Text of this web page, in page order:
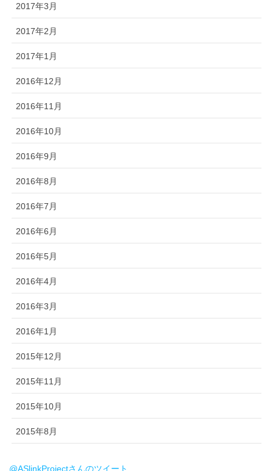
2017年3月
2017年2月
2017年1月
2016年12月
2016年11月
2016年10月
2016年9月
2016年8月
2016年7月
2016年6月
2016年5月
2016年4月
2016年3月
2016年1月
2015年12月
2015年11月
2015年10月
2015年8月
@ASlinkProjectさんのツイート